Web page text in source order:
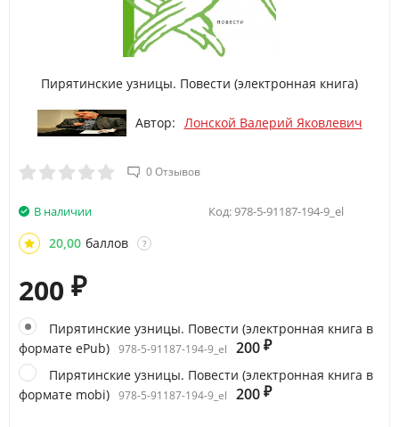
Пирятинские узницы. Повести (электронная книга)
Автор: Лонской Валерий Яковлевич
0 Отзывов
Код:978-5-91187-194-9_el
В наличии
20,00 баллов ?
200 ₽
Пирятинские узницы. Повести (электронная книга в
формате ePub) 978-5-91187-194-9_el 200 ₽
Пирятинские узницы. Повести (электронная книга в
формате mobi) 978-5-91187-194-9_el 200 ₽